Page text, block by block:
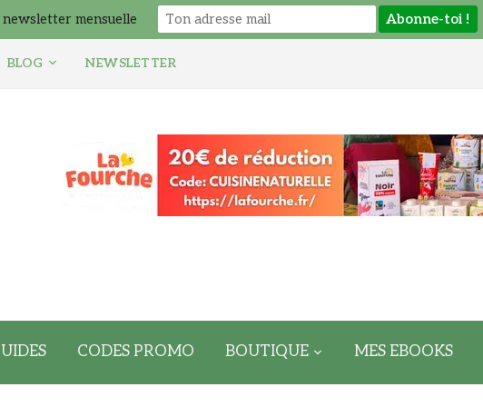
BLOG NEWSLETTER
CODES PROMO BOUTIQUE MES EBOOKS
newsletter mensuelle